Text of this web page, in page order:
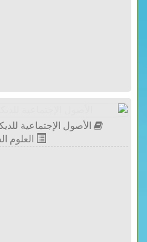
الأصول الإجتماعية
العلوم